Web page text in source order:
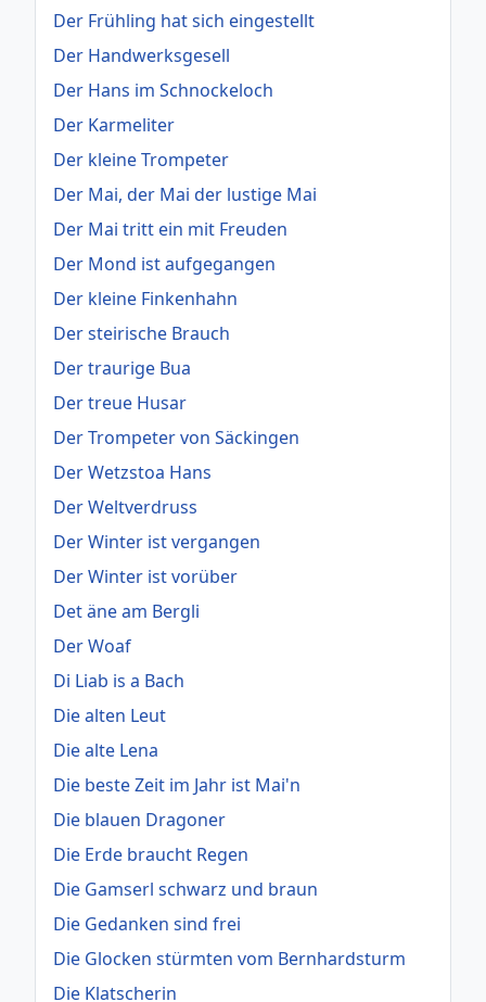
Der Frühling hat sich eingestellt
Der Handwerksgesell
Der Hans im Schnockeloch
Der Karmeliter
Der kleine Trompeter
Der Mai, der Mai der lustige Mai
Der Mai tritt ein mit Freuden
Der Mond ist aufgegangen
Der kleine Finkenhahn
Der steirische Brauch
Der traurige Bua
Der treue Husar
Der Trompeter von Säckingen
Der Wetzstoa Hans
Der Weltverdruss
Der Winter ist vergangen
Der Winter ist vorüber
Det äne am Bergli
Der Woaf
Di Liab is a Bach
Die alten Leut
Die alte Lena
Die beste Zeit im Jahr ist Mai'n
Die blauen Dragoner
Die Erde braucht Regen
Die Gamserl schwarz und braun
Die Gedanken sind frei
Die Glocken stürmten vom Bernhardsturm
Die Klatscherin